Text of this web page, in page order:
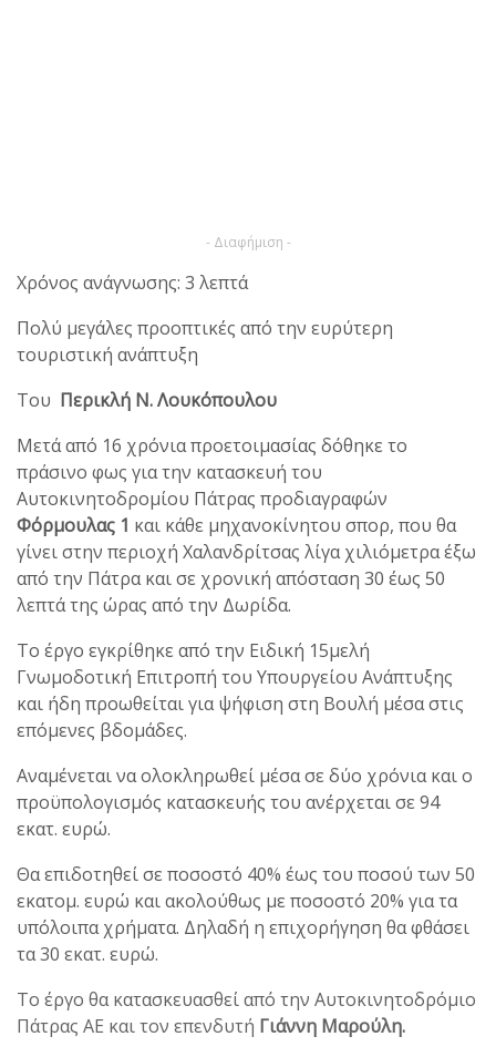
- Διαφήμιση -
Χρόνος ανάγνωσης: 3 λεπτά
Πολύ μεγάλες προοπτικές από την ευρύτερη
τουριστική ανάπτυξη
Του Περικλή Ν. Λουκόπουλου
Μετά από 16 χρόνια προετοιμασίας δόθηκε το
πράσινο φως για την κατασκευή του
Αυτοκινητοδρομίου Πάτρας προδιαγραφών
Φόρμουλας 1 και κάθε μηχανοκίνητου σπορ, που θα
γίνει στην περιοχή Χαλανδρίτσας λίγα χιλιόμετρα έξω
από την Πάτρα και σε χρονική απόσταση 30 έως 50
λεπτά της ώρας από την Δωρίδα.
Το έργο εγκρίθηκε από την Ειδική 15μελή
Γνωμοδοτική Επιτροπή του Υπουργείου Ανάπτυξης
και ήδη προωθείται για ψήφιση στη Βουλή μέσα στις
επόμενες βδομάδες.
Αναμένεται να ολοκληρωθεί μέσα σε δύο χρόνια και ο
προϋπολογισμός κατασκευής του ανέρχεται σε 94
εκατ. ευρώ.
Θα επιδοτηθεί σε ποσοστό 40% έως του ποσού των 50
εκατομ. ευρώ και ακολούθως με ποσοστό 20% για τα
υπόλοιπα χρήματα. Δηλαδή η επιχορήγηση θα φθάσει
τα 30 εκατ. ευρώ.
Το έργο θα κατασκευασθεί από την Αυτοκινητοδρόμιο
Πάτρας ΑΕ και τον επενδυτή Γιάννη Μαρούλη.